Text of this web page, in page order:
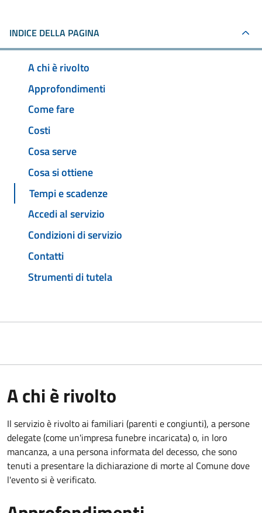
INDICE DELLA PAGINA
A chi è rivolto
Approfondimenti
Come fare
Costi
Cosa serve
Cosa si ottiene
Tempi e scadenze
Accedi al servizio
Condizioni di servizio
Contatti
Strumenti di tutela
A chi è rivolto
Il servizio è rivolto ai familiari (parenti e congiunti), a persone
delegate (come un'impresa funebre incaricata) o, in loro
mancanza, a una persona informata del decesso, che sono
tenuti a presentare la dichiarazione di morte al Comune dove
l'evento si è verificato.